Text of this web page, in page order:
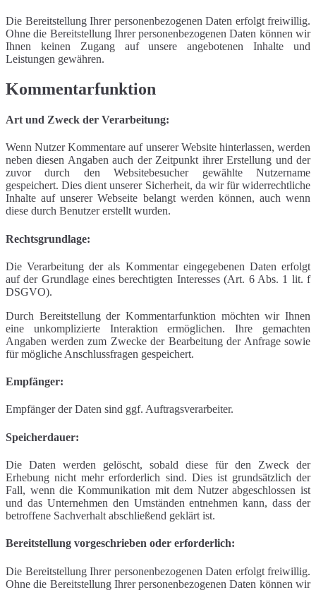
Die Bereitstellung Ihrer personenbezogenen Daten erfolgt freiwillig.
Ohne die Bereitstellung Ihrer personenbezogenen Daten können wir
Ihnen keinen Zugang auf unsere angebotenen Inhalte und
Leistungen gewähren.
Kommentarfunktion
Art und Zweck der Verarbeitung:
Wenn Nutzer Kommentare auf unserer Website hinterlassen, werden
neben diesen Angaben auch der Zeitpunkt ihrer Erstellung und der
zuvor durch den Websitebesucher gewählte Nutzername
gespeichert. Dies dient unserer Sicherheit, da wir für widerrechtliche
Inhalte auf unserer Webseite belangt werden können, auch wenn
diese durch Benutzer erstellt wurden.
Rechtsgrundlage:
Die Verarbeitung der als Kommentar eingegebenen Daten erfolgt
auf der Grundlage eines berechtigten Interesses (Art. 6 Abs. 1 lit. f
DSGVO).
Durch Bereitstellung der Kommentarfunktion möchten wir Ihnen
eine unkomplizierte Interaktion ermöglichen. Ihre gemachten
Angaben werden zum Zwecke der Bearbeitung der Anfrage sowie
für mögliche Anschlussfragen gespeichert.
Empfänger:
Empfänger der Daten sind ggf. Auftragsverarbeiter.
Speicherdauer:
Die Daten werden gelöscht, sobald diese für den Zweck der
Erhebung nicht mehr erforderlich sind. Dies ist grundsätzlich der
Fall, wenn die Kommunikation mit dem Nutzer abgeschlossen ist
und das Unternehmen den Umständen entnehmen kann, dass der
betroffene Sachverhalt abschließend geklärt ist.
Bereitstellung vorgeschrieben oder erforderlich:
Die Bereitstellung Ihrer personenbezogenen Daten erfolgt freiwillig.
Ohne die Bereitstellung Ihrer personenbezogenen Daten können wir